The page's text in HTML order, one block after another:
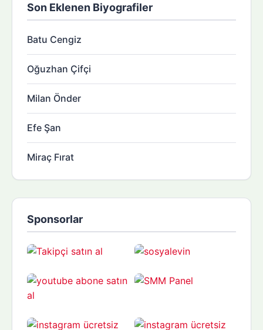
Son Eklenen Biyografiler
Batu Cengiz
Oğuzhan Çifçi
Milan Önder
Efe Şan
Miraç Fırat
Sponsorlar